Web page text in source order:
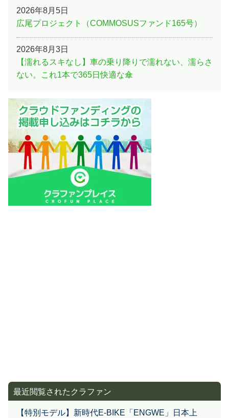
2026年8月5日
広尾プロジェクト（COMMOSUSファンド165号）
2026年8月3日
【濡れるスキなし】車の乗り降りで濡れない、濡らさ
ない。これ1本で365日快適な傘
【特別モデル】新時代E-BIKE「ENGWE」日本上
陸！街乗りもアウトドアも！